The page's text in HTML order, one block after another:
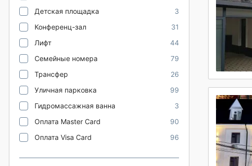
Детская площадка
3
Конференц-зал
31
Лифт
44
Семейные номера
79
Трансфер
26
Уличная парковка
99
Гидромассажная ванна
3
Оплата Master Card
90
Оплата Visa Card
96